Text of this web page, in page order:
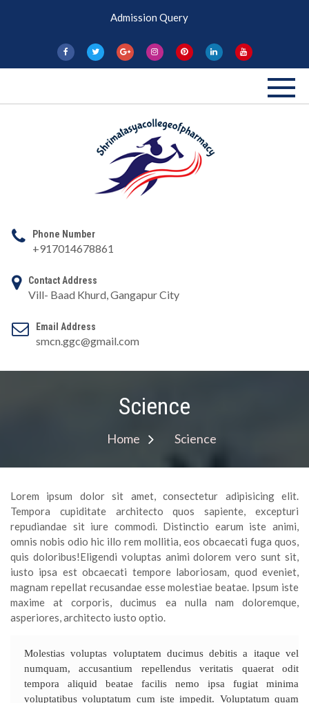
Admission Query
Phone Number
+917014678861
Contact Address
Vill- Baad Khurd, Gangapur City
Email Address
smcn.ggc@gmail.com
Science
Home Science
Lorem ipsum dolor sit amet, consectetur adipisicing elit.
Tempora cupiditate architecto quos sapiente, excepturi
repudiandae sit iure commodi. Distinctio earum iste animi,
omnis nobis odio hic illo rem mollitia, eos obcaecati fuga quos,
quis doloribus!Eligendi voluptas animi dolorem vero sunt sit,
iusto ipsa est obcaecati tempore laboriosam, quod eveniet,
magnam repellat recusandae esse molestiae beatae. Ipsum iste
maxime at corporis, ducimus ea nulla nam doloremque,
asperiores, architecto iusto optio.
Molestias voluptas voluptatem ducimus debitis a itaque vel
numquam, accusantium repellendus veritatis quaerat odit
tempora aliquid beatae facilis nemo ipsa fugiat minima
voluptatibus voluptatum cum iste impedit. Voluptatum quam